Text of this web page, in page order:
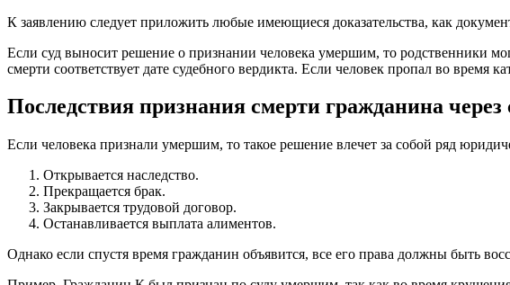
К заявлению следует приложить любые имеющиеся доказательства, как
Если суд выносит решение о признании человека умершим, то родственники
смерти соответствует дате судебного вердикта. Если человек пропал во время
Последствия признания смерти гражданина через
Если человека признали умершим, то такое решение влечет за собой ряд
Открывается наследство.
Прекращается брак.
Закрывается трудовой договор.
Останавливается выплата алиментов.
Однако если спустя время гражданин объявится, все его права должны быть